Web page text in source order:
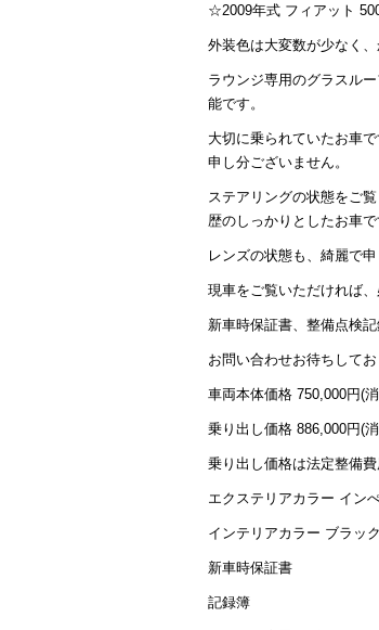
☆2009年式 フィアット
外装色は大変数が少なく
ラウンジ専用のグラスル
能です。
大切に乗られていたお車
申し分ございません。
ステアリングの状態をご
歴のしっかりとしたお車で
レンズの状態も、綺麗で申
現車をご覧いただければ
新車時保証書、整備点検
お問い合わせお待ちしてお
車両本体価格 750,000円(
乗り出し価格 886,000円(
乗り出し価格は法定整備
エクステリアカラー イン
インテリアカラー ブラッ
新車時保証書
記録簿